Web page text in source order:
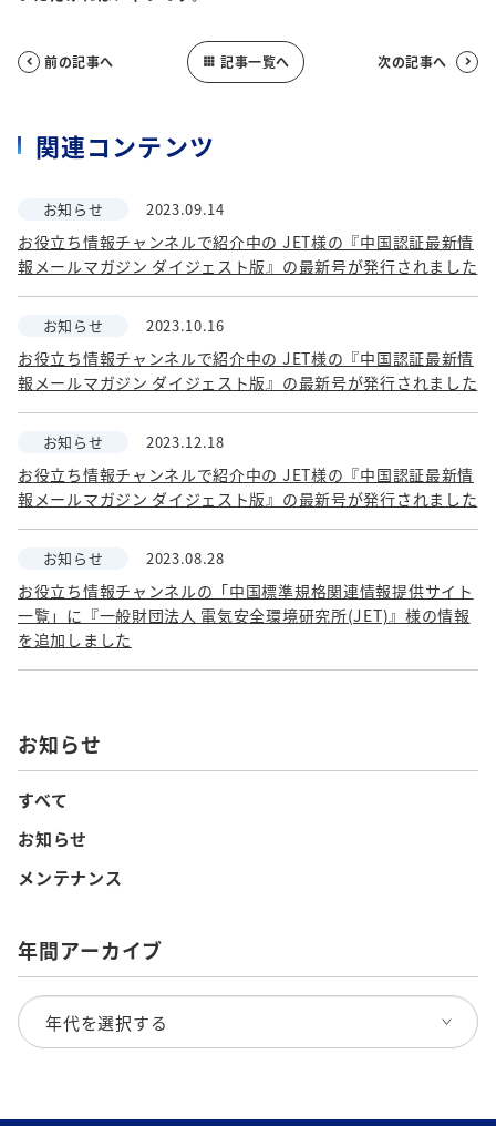
 前の記事へ  記事一覧へ 次の記事へ 
関連コンテンツ
お知らせ 2023.09.14
お役立ち情報チャンネルで紹介中の JET様の『中国認証最新情
報メールマガジン ダイジェスト版』の最新号が発行されました
お知らせ 2023.10.16
お役立ち情報チャンネルで紹介中の JET様の『中国認証最新情
報メールマガジン ダイジェスト版』の最新号が発行されました
お知らせ 2023.12.18
お役立ち情報チャンネルで紹介中の JET様の『中国認証最新情
報メールマガジン ダイジェスト版』の最新号が発行されました
お知らせ 2023.08.28
お役立ち情報チャンネルの「中国標準規格関連情報提供サイト
一覧」に『一般財団法人 電気安全環境研究所(JET)』様の情報
を追加しました
お知らせ
すべて
お知らせ
メンテナンス
年間アーカイブ